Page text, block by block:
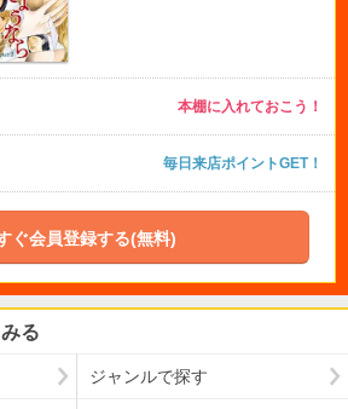
本棚に入れておこう！
毎日来店ポイントGET！
ぐ会員登録する(無料)
る
ジャンルで探す